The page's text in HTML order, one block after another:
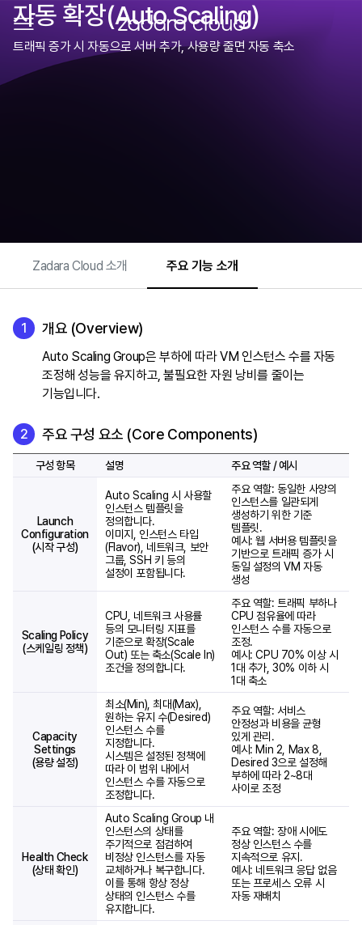
메뉴 열기
ZADARA CLOUD
자동 확장(Auto Scaling)
트래픽 증가 시 자동으로 서버 추가, 사용량 줄면 자동 축소
Zadara Cloud 소개 주요 기능 소개
개요 (Overview)
Auto Scaling Group은 부하에 따라 VM 인스턴스 수를 자동
조정해 성능을 유지하고, 불필요한 자원 낭비를 줄이는
기능입니다.
주요 구성 요소 (Core Components)
구성 항목 설명 주요 역할 / 예시
Launch
Configuration
(시작 구성)
Auto Scaling 시 사용할
인스턴스 템플릿을
정의합니다.
이미지, 인스턴스 타입
(Flavor), 네트워크, 보안
그룹, SSH 키 등의
설정이 포함됩니다.
주요 역할: 동일한 사양의
인스턴스를 일관되게
생성하기 위한 기준
템플릿.
예시: 웹 서버용 템플릿을
기반으로 트래픽 증가 시
동일 설정의 VM 자동
생성
Scaling Policy
(스케일링 정책)
CPU, 네트워크 사용률
등의 모니터링 지표를
기준으로 확장(Scale
Out) 또는 축소(Scale In)
조건을 정의합니다.
주요 역할: 트래픽 부하나
CPU 점유율에 따라
인스턴스 수를 자동으로
조정.
예시: CPU 70% 이상 시
1대 추가, 30% 이하 시
1대 축소
Capacity
Settings
(용량 설정)
최소(Min), 최대(Max),
원하는 유지 수(Desired)
인스턴스 수를
지정합니다.
시스템은 설정된 정책에
따라 이 범위 내에서
인스턴스 수를 자동으로
조정합니다.
주요 역할: 서비스
안정성과 비용을 균형
있게 관리.
예시: Min 2, Max 8,
Desired 3으로 설정해
부하에 따라 2~8대
사이로 조정
Health Check
(상태 확인)
Auto Scaling Group 내
인스턴스의 상태를
주기적으로 점검하여
비정상 인스턴스를 자동
교체하거나 복구합니다.
이를 통해 항상 정상
상태의 인스턴스 수를
유지합니다.
주요 역할: 장애 시에도
정상 인스턴스 수를
지속적으로 유지.
예시: 네트워크 응답 없음
또는 프로세스 오류 시
자동 재배치